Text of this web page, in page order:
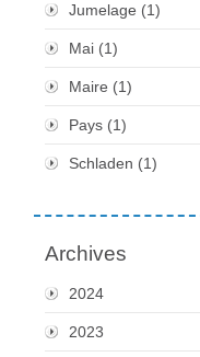
Jumelage (1)
Mai (1)
Maire (1)
Pays (1)
Schladen (1)
Archives
2024
2023